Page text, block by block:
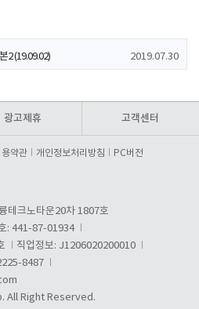
2 (19.09.02) 2019.07.30
광고제휴 고객센터
약관 개인정보처리방침 PC버전
테크노타운20차 1807호
: 441-87-01934
직업정보: J1206020200010
8487
All Right Reserved.